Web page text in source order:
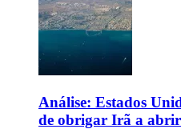
Análise: Estados
de obrigar Irã a